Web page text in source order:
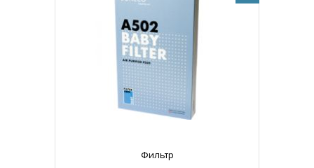
Фильтр